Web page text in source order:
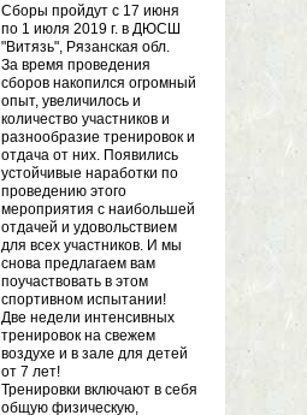
Сборы пройдут с 17 июня
по 1 июля 2019 г. в ДЮСШ
"Витязь", Рязанская обл.
За время проведения
сборов накопился огромный
опыт, увеличилось и
количество участников и
разнообразие тренировок и
отдача от них. Появились
устойчивые наработки по
проведению этого
мероприятия с наибольшей
отдачей и удовольствием
для всех участников. И мы
снова предлагаем вам
поучаствовать в этом
спортивном испытании!
Две недели интенсивных
тренировок на свежем
воздухе и в зале для детей
от 7 лет!
Тренировки включают в себя
общую физическую,